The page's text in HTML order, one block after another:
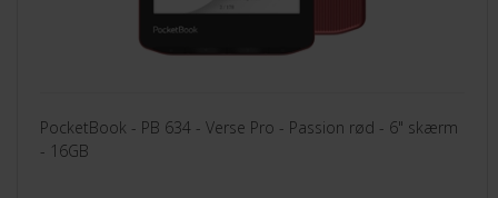
PocketBook - PB 634 - Verse Pro - Passion rød - 6" skærm
- 16GB